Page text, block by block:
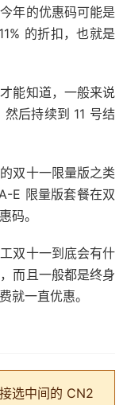
年的优惠码可能是
的折扣，也就是
能知道，一般来说
后持续到 11 号结
双十一限量版之类
E 限量版套餐在双
码。
双十一到底会有什
而且一般都是终身
就一直优惠。
选中间的 CN2